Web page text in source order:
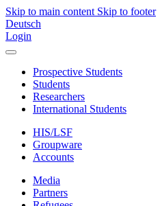
Skip to main content Skip to footer
Deutsch
Login
Prospective Students
Students
Researchers
International Students
HIS/LSF
Groupware
Accounts
Media
Partners